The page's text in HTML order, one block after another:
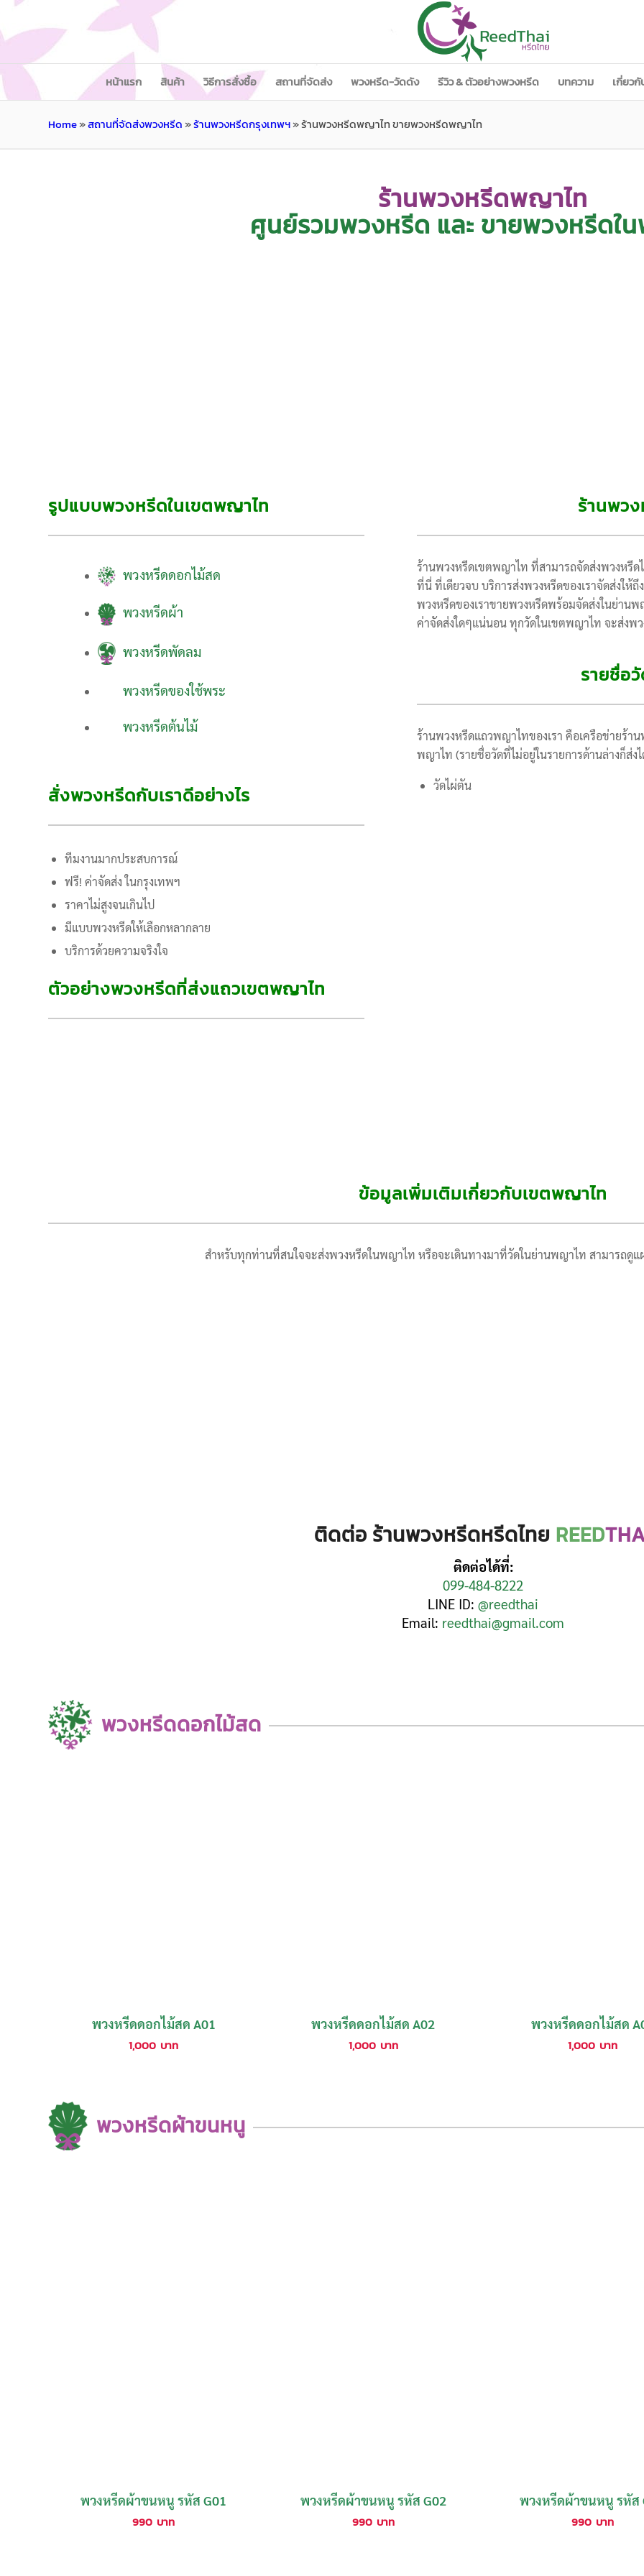
หน้าแรก สินค้า วิธีการสั่งซื้อ สถานที่จัดส่ง พวงหรีด-วัดดัง รีวิว & ตัวอย่างพวงหรีด บทความ เกี่ยวกั
Home»สถานที่จัดส่งพวงหรีด»ร้านพวงหรีดกรุงเทพฯ»ร้านพวงหรีดพญาไท ขายพวงหรีดพญาไท
ร้านพวงหรีดพญาไท
ศูนย์รวมพวงหรีด และ ขายพวงหรีดใ
รูปแบบพวงหรีดในเขตพญาไท
พวงหรีดดอกไม้สด
พวงหรีดผ้า
พวงหรีดพัดลม
พวงหรีดของใช้พระ
พวงหรีดต้นไม้
สั่งพวงหรีดกับเราดีอย่างไร
ทีมงานมากประสบการณ์
ฟรี! ค่าจัดส่ง ในกรุงเทพฯ
ราคาไม่สูงจนเกินไป
มีแบบพวงหรีดให้เลือกหลากลาย
บริการด้วยความจริงใจ
ตัวอย่างพวงหรีดที่ส่งแถวเขตพญาไท
ร้านพว
ร้านพวงหรีดเขตพญาไท ที่สามารถจัดส่งพวงหรี
ที่นี่ ที่เดียวจบ บริการส่งพวงหรีดของเราจัดส่งให้
พวงหรีดของเราขายพวงหรีดพร้อมจัดส่งในย่าน
ค่าจัดส่งใดๆแน่นอน ทุกวัดในเขตพญาไท จะส่งพ
รายชื่อ
ร้านพวงหรีดแถวพญาไทของเรา คือเครือข่ายร้
พญาไท (รายชื่อวัดที่ไม่อยู่ในรายการด้านล่างก็ส่ง
วัดไผ่ตัน
ข้อมูลเพิ่มเติมเกี่ยวกับเขตพญาไท
สำหรับทุกท่านที่สนใจจะส่งพวงหรีดในพญาไท หรือจะเดินทางมาที่วัดในย่านพญาไท สามารถดูแ
ติดต่อ ร้านพวงหรีดหรีดไทย REED
ติดต่อได้ที่:
099-484-8222
LINE ID: @reedthai
Email: reedthai@gmail.com
พวงหรีดดอกไม้สด
พวงหรีดดอกไม้สด A01
1,000 บาท
พวงหรีดดอกไม้สด A02
1,000 บาท
พวงหรีดดอกไม้สด
1,000 บาท
พวงหรีดผ้าขนหนู
พวงหรีดผ้าขนหนู รหัส G01
990 บาท
พวงหรีดผ้าขนหนู รหัส G02
990 บาท
พวงหรีดผ้าขนหนู รหัส
990 บาท